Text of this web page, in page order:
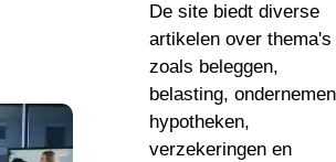
De site biedt diverse
artikelen over thema's
zoals beleggen,
belasting,
hypotheken,
verzekeringen en